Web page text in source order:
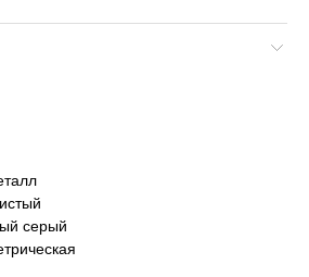
серый